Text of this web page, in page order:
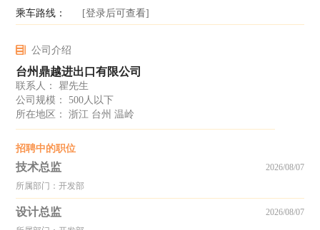
乘车路线：
[登录后可查看]
公司介绍
台州鼎越进出口有限公司
联系人： 瞿先生
公司规模： 500人以下
所在地区： 浙江 台州 温岭
招聘中的职位
技术总监
所属部门：开发部
2026/08/07
设计总监 2026/08/07